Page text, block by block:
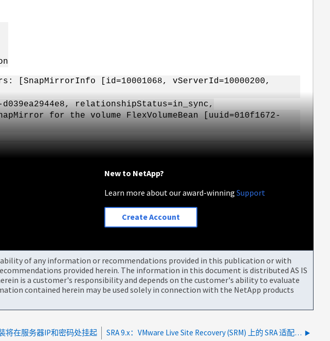
[SnapMirrorInfo [id=10001068, vServerId=10000200,
d039ea2944e8, relationshipStatus=in_sync,
for the volume FlexVolumeBean [uuid=010f1672-
New to NetApp?
Learn more about our award-winningSupport
Create Account
of any information or recommendations provided in this publication or with
provided herein. The information in this document is distributed AS IS
is a customer's responsibility and depends on the customer's ability to evaluate
contained herein may be used solely in connection with the NetApp products
将在服务器IP和密码处挂起 SRA 9.x：VMware Live Site Recovery (SRM) 上的 SRA 适配器注册失败，错误为：验证用户名和密码是否正确，然后重试